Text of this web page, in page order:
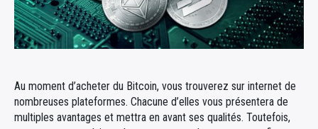
Au moment d’acheter du Bitcoin, vous trouverez sur internet de
nombreuses plateformes. Chacune d’elles vous présentera de
multiples avantages et mettra en avant ses qualités. Toutefois,